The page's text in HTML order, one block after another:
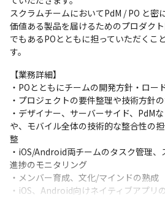
スクラムチームにおいてPdM / PO と密
価値ある製品を届けるためのプロダク
でもあるPOとともに担っていただくこ
す。
【業務詳細】
・POとともにチームの開発方針・ロー
・プロジェクトの要件整理や技術方針
・デザイナー、サーバーサイド、PdM
や、モバイル全体の技術的な整合性の
整
・iOS/Android両チームのタスク管理
進捗のモニタリング
・メンバー育成、文化/マインドの熟成
・iOS、Android向けネイティブアプリ